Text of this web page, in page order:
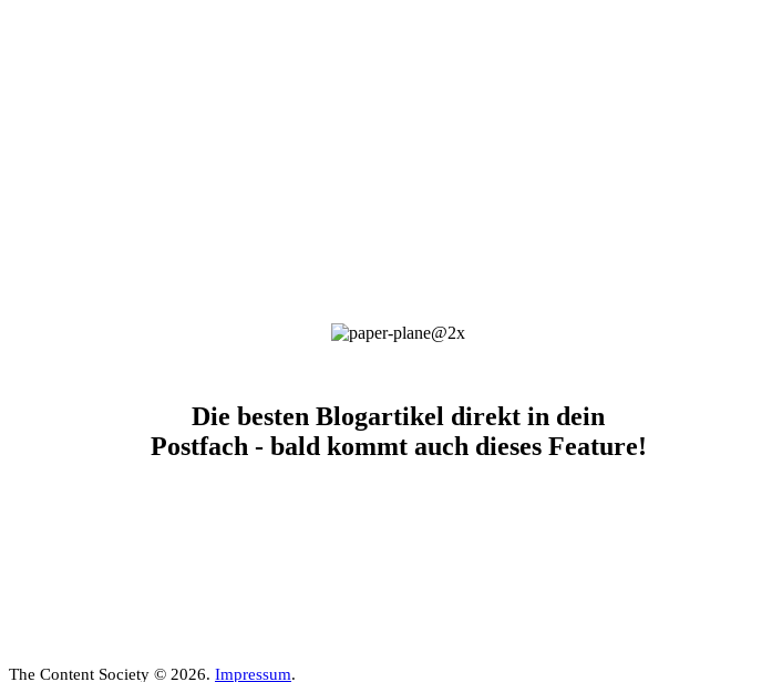
Die besten Blogartikel direkt in dein
Postfach - bald kommt auch dieses Feature!
The Content Society © 2026. Impressum.